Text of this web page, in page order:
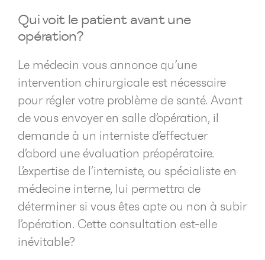
Qui voit le patient avant une
opération?
Le médecin vous annonce qu’une
intervention chirurgicale est nécessaire
pour régler votre problème de santé. Avant
de vous envoyer en salle d’opération, il
demande à un interniste d’effectuer
d’abord une évaluation préopératoire.
L’expertise de l’interniste, ou spécialiste en
médecine interne, lui permettra de
déterminer si vous êtes apte ou non à subir
l’opération. Cette consultation est-elle
inévitable?